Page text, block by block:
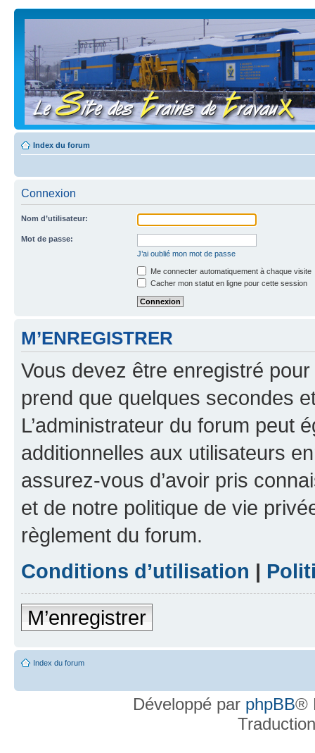
Index du forum
Connexion
Nom d’utilisateur:
Mot de passe:
J’ai oublié mon mot de passe
Me connecter automatiquement à chaque visite
Cacher mon statut en ligne pour cette session
M’ENREGISTRER
Vous devez être enregistré
prend que quelques secondes
L’administrateur du forum peut
additionnelles aux utilisateurs
assurez-vous d’avoir pris
et de notre politique de vie
règlement du forum.
Conditions d’utilisation |
M’enregistrer
Index du forum
Développé par phpBB®